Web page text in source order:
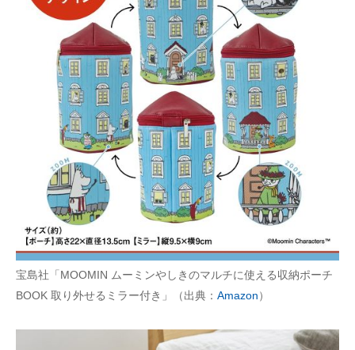
宝島社「MOOMIN ムーミンやしきのマルチに使える収納ポーチ
BOOK 取り外せるミラー付き」（出典： Amazon）